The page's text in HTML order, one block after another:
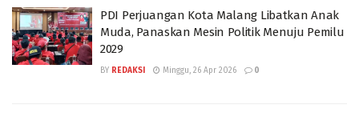
PDI Perjuangan Kota Malang Libatkan Anak
Muda, Panaskan Mesin Politik Menuju Pemilu
2029
BY REDAKSI Minggu, 26 Apr 2026 0